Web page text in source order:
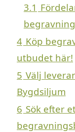
3.1
4 Köp
utbudet här!
5 Välj
Bygdsiljum
6 Sök efter